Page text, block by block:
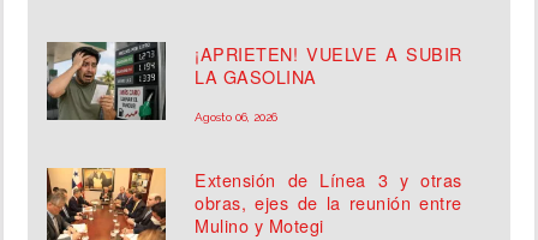
¡APRIETEN! VUELVE A SUBIR
LA GASOLINA
Agosto 06, 2026
Extensión de Línea 3 y otras
obras, ejes de la reunión entre
Mulino y Motegi